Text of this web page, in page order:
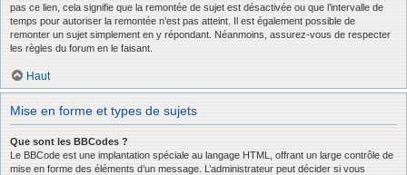
pas ce lien, cela signifie que la remontée de sujet est désactivée ou que l’intervalle de
temps pour autoriser la remontée n’est pas atteint. Il est également possible de
remonter un sujet simplement en y répondant. Néanmoins, assurez-vous de respecter
les règles du forum en le faisant.
Haut
Mise en forme et types de sujets
Que sont les BBCodes ?
Le BBCode est une implantation spéciale au langage HTML, offrant un large contrôle de
mise en forme des éléments d’un message. L’administrateur peut décider si vous